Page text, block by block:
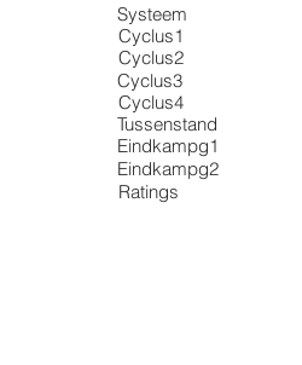
Systeem
Cyclus1
Cyclus2
Cyclus3
Cyclus4
Eindkampg1
Tussenstand
Eindkampg2
Ratings